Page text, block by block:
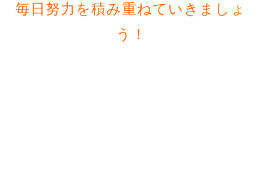
毎日努力を積み重ねていきましょ
う！